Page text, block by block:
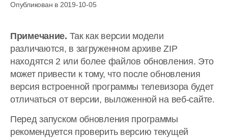
Опубликован в 2019-10-05
Примечание. Так как версии модели
различаются, в загруженном архиве ZIP
находятся 2 или более файлов обновления. Это
может привести к тому, что после обновления
версия встроенной программы телевизора будет
отличаться от версии, выложенной на веб-сайте.
Перед запуском обновления программы
рекомендуется проверить версию текущей